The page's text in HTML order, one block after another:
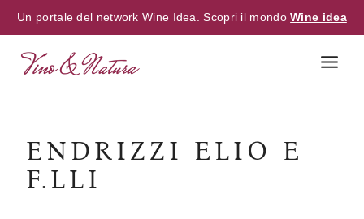
Un portale del network Wine Idea. Scopri il mondoWine idea
ENDRIZZI ELIO E
F.LLI